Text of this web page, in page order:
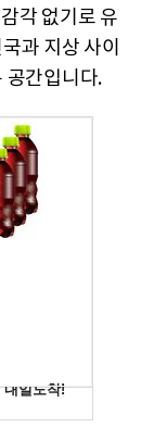
각 없기로 유
과 지상 사이
공간입니다.